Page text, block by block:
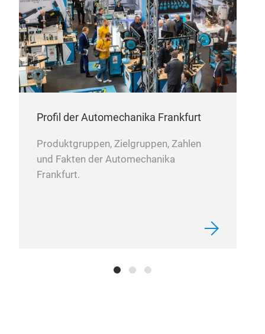
Profil der Automechanika Frankfurt
Produktgruppen, Zielgruppen, Zahlen
und Fakten der Automechanika
Frankfurt.